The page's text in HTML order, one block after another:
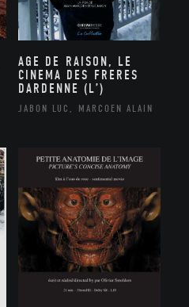
AGE DE RAISON, LE
CINEMA DES FRERES
DARDENNE (L’)
JABON LUC, MARCOEN ALAIN